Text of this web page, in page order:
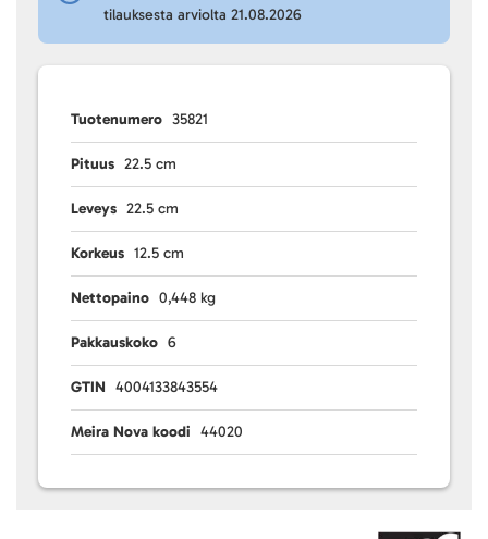
tilauksesta arviolta 21.08.2026
Tuotenumero 35821
Pituus 22.5 cm
Leveys 22.5 cm
Korkeus 12.5 cm
Nettopaino 0,448 kg
Pakkauskoko 6
GTIN 4004133843554
Meira Nova koodi 44020